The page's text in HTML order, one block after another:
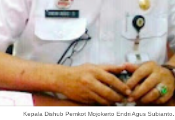
Kepala Dishub Pemkot Mojokerto Endri Agus Subianto.